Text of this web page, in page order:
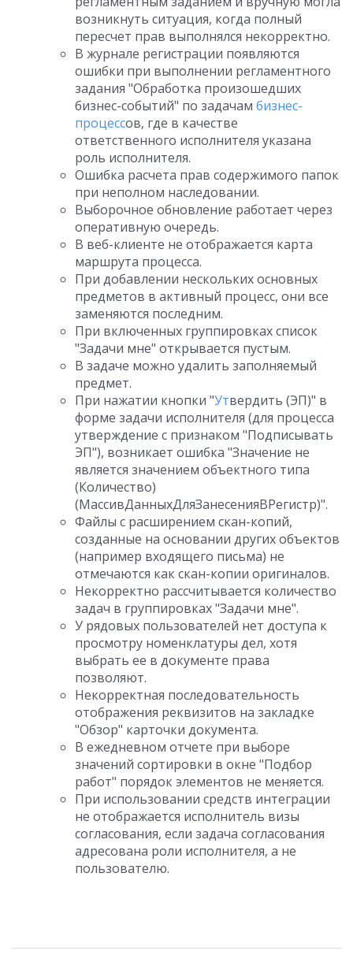
возникнуть ситуация, когда полный
пересчет прав выполнялся некорректно.
В журнале регистрации появляются
ошибки при выполнении регламентного
задания "Обработка произошедших
бизнес-событий" по задачам бизнес-
процессов, где в качестве
ответственного исполнителя указана
роль исполнителя.
Ошибка расчета прав содержимого папок
при неполном наследовании.
Выборочное обновление работает через
оперативную очередь.
В веб-клиенте не отображается карта
маршрута процесса.
При добавлении нескольких основных
предметов в активный процесс, они все
заменяются последним.
При включенных группировках список
"Задачи мне" открывается пустым.
В задаче можно удалить заполняемый
предмет.
При нажатии кнопки "Утвердить (ЭП)" в
форме задачи исполнителя (для процесса
утверждение с признаком "Подписывать
ЭП"), возникает ошибка "Значение не
является значением объектного типа
(Количество)
(МассивДанныхДляЗанесенияВРегистр)".
Файлы с расширением скан-копий,
созданные на основании других объектов
(например входящего письма) не
отмечаются как скан-копии оригиналов.
Некорректно рассчитывается количество
задач в группировках "Задачи мне".
У рядовых пользователей нет доступа к
просмотру номенклатуры дел, хотя
выбрать ее в документе права
позволяют.
Некорректная последовательность
отображения реквизитов на закладке
"Обзор" карточки документа.
В ежедневном отчете при выборе
значений сортировки в окне "Подбор
работ" порядок элементов не меняется.
При использовании средств интеграции
не отображается исполнитель визы
согласования, если задача согласования
адресована роли исполнителя, а не
пользователю.